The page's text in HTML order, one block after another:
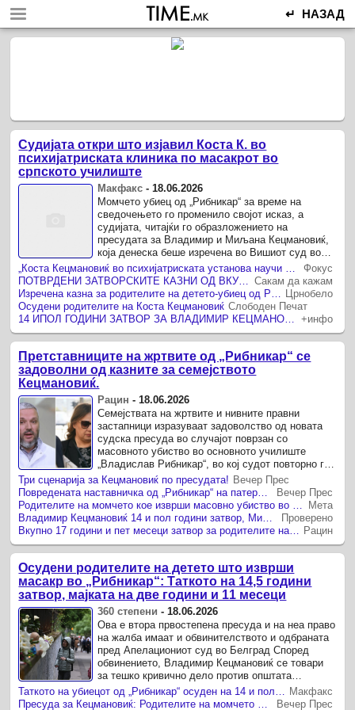
↵ НАЗАД
Судијата откри што изјавил Коста К. во
психијатриската клиника по масакрот во
српското училиште
Макфакс - 18.06.2026
Момчето убиец од „Рибникар“ за време на
сведочењето го променило својот исказ, а
судијата, читајќи го образложението на
пресудата за Владимир и Миљана Кецмановиќ,
која денеска беше изречена во Вишиот суд во
Белград, открил дека Коста К.
Фокус
ПОТВРДЕНИ ЗАТВОРСКИТЕ КАЗНИ ОД ВКУПНО 17,5 ГОДИНИ ЗА РОДИТЕЛИТЕ НА ДЕТЕТО КОЕ ИЗВРШИ МАСАКР ВО ОСНОВНО ШКОЛО ВО БЕЛГРАД
Сакам да кажам
Црнобело
Осудени родителите на Коста Кецмановиќ Слободен Печат
+инфо
Претставниците на жртвите од „Рибникар“ се
задоволни од казните за семејството
Кецмановиќ.
Рацин - 18.06.2026
Семејствата на жртвите и нивните правни
застапници изразуваат задоволство од новата
судска пресуда во случајот поврзан со
масовното убиство во основното училиште
„Владислав Рибникар“, во кој судот повторно ги
разгледуваше одговорностите на родителите на
момчето-убиец, Владимир и ...
Три сценарија за Кецмановиќ по пресудата! Вечер Прес
Вечер Прес
Мета
Проверено
Рацин
Осудени родителите на детето што изврши
масакр во „Рибникар“: Таткото на 14,5 години
затвор, мајката на две години и 11 месеци
360 степени -18.06.2026
Ова е втора првостепена пресуда и на неа право
на жалба имаат и обвинителството и одбраната
пред Апелациониот суд во Белград Според
обвинението, Владимир Кецмановиќ се товари
за тешко кривично дело против општата
сигурност и занемарување и злоупотреба на
малолетно лице, додека ...
Таткото на убиецот од „Рибникар“ осуден на 14 и пол години затвор, а мајката на две години и 11 месеци Макфакс
Пресуда за Кецмановиќ: Родителите на момчето убиец од „Рибникар“ одат во затвор
Вечер Прес